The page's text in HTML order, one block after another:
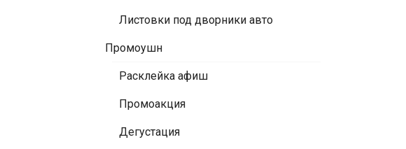
Листовки под дворники авто
Промоушн
Расклейка афиш
Промоакция
Дегустация